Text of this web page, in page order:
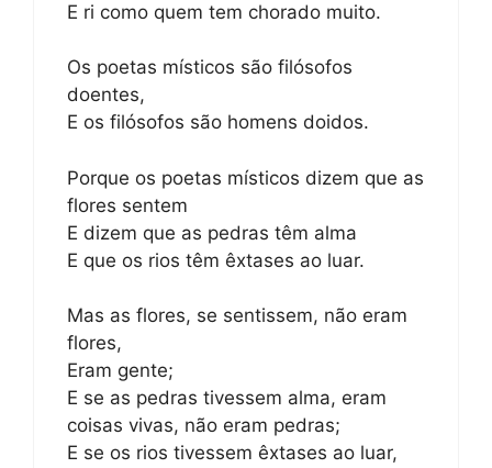
E ri como quem tem chorado muito.
Os poetas místicos são filósofos
doentes,
E os filósofos são homens doidos.
Porque os poetas místicos dizem que as
flores sentem
E dizem que as pedras têm alma
E que os rios têm êxtases ao luar.
Mas as flores, se sentissem, não eram
flores,
Eram gente;
E se as pedras tivessem alma, eram
coisas vivas, não eram pedras;
E se os rios tivessem êxtases ao luar,